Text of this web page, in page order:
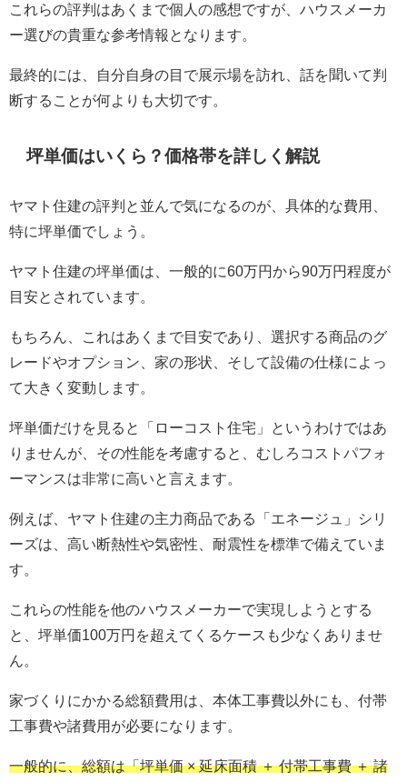
これらの評判はあくまで個人の感想ですが、ハウスメーカ
ー選びの貴重な参考情報となります。
最終的には、自分自身の目で展示場を訪れ、話を聞いて判
断することが何よりも大切です。
坪単価はいくら？価格帯を詳しく解説
ヤマト住建の評判と並んで気になるのが、具体的な費用、
特に坪単価でしょう。
ヤマト住建の坪単価は、一般的に60万円から90万円程度が
目安とされています。
もちろん、これはあくまで目安であり、選択する商品のグ
レードやオプション、家の形状、そして設備の仕様によっ
て大きく変動します。
坪単価だけを見ると「ローコスト住宅」というわけではあ
りませんが、その性能を考慮すると、むしろコストパフォ
ーマンスは非常に高いと言えます。
例えば、ヤマト住建の主力商品である「エネージュ」シリ
ーズは、高い断熱性や気密性、耐震性を標準で備えていま
す。
これらの性能を他のハウスメーカーで実現しようとする
と、坪単価100万円を超えてくるケースも少なくありませ
ん。
家づくりにかかる総額費用は、本体工事費以外にも、付帯
工事費や諸費用が必要になります。
一般的に、総額は「坪単価 × 延床面積 ＋ 付帯工事費 ＋ 諸